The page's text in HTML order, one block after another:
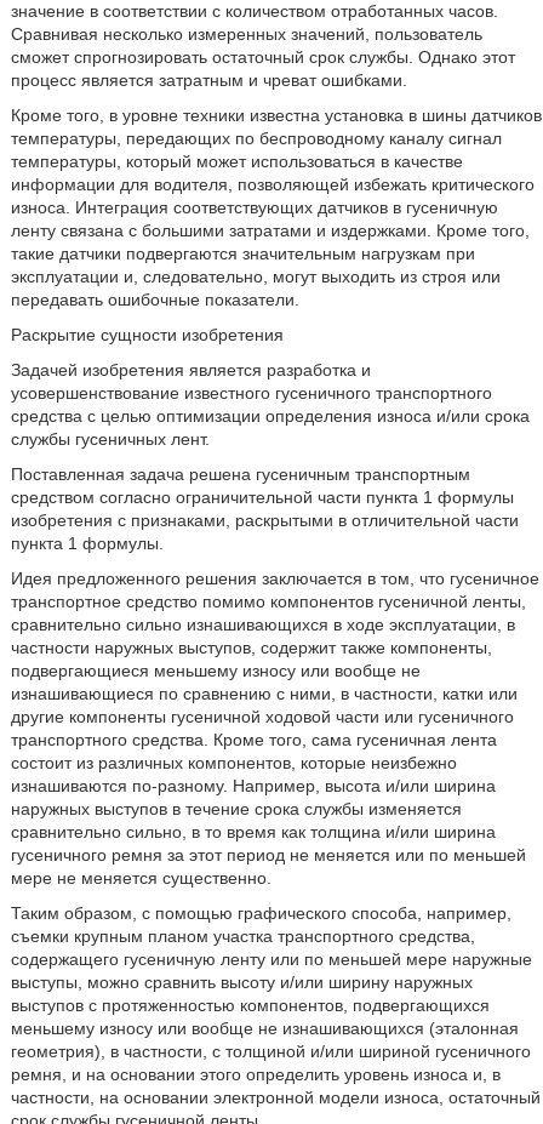
значение в соответствии с количеством отработанных часов.
Сравнивая несколько измеренных значений, пользователь
сможет спрогнозировать остаточный срок службы. Однако этот
процесс является затратным и чреват ошибками.
Кроме того, в уровне техники известна установка в шины датчиков
температуры, передающих по беспроводному каналу сигнал
температуры, который может использоваться в качестве
информации для водителя, позволяющей избежать критического
износа. Интеграция соответствующих датчиков в гусеничную
ленту связана с большими затратами и издержками. Кроме того,
такие датчики подвергаются значительным нагрузкам при
эксплуатации и, следовательно, могут выходить из строя или
передавать ошибочные показатели.
Раскрытие сущности изобретения
Задачей изобретения является разработка и
усовершенствование известного гусеничного транспортного
средства с целью оптимизации определения износа и/или срока
службы гусеничных лент.
Поставленная задача решена гусеничным транспортным
средством согласно ограничительной части пункта 1 формулы
изобретения с признаками, раскрытыми в отличительной части
пункта 1 формулы.
Идея предложенного решения заключается в том, что гусеничное
транспортное средство помимо компонентов гусеничной ленты,
сравнительно сильно изнашивающихся в ходе эксплуатации, в
частности наружных выступов, содержит также компоненты,
подвергающиеся меньшему износу или вообще не
изнашивающиеся по сравнению с ними, в частности, катки или
другие компоненты гусеничной ходовой части или гусеничного
транспортного средства. Кроме того, сама гусеничная лента
состоит из различных компонентов, которые неизбежно
изнашиваются по-разному. Например, высота и/или ширина
наружных выступов в течение срока службы изменяется
сравнительно сильно, в то время как толщина и/или ширина
гусеничного ремня за этот период не меняется или по меньшей
мере не меняется существенно.
Таким образом, с помощью графического способа, например,
съемки крупным планом участка транспортного средства,
содержащего гусеничную ленту или по меньшей мере наружные
выступы, можно сравнить высоту и/или ширину наружных
выступов с протяженностью компонентов, подвергающихся
меньшему износу или вообще не изнашивающихся (эталонная
геометрия), в частности, с толщиной и/или шириной гусеничного
ремня, и на основании этого определить уровень износа и, в
частности, на основании электронной модели износа, остаточный